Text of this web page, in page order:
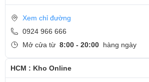
Xem chỉ đường
0924 966 666
Mở cửa từ 8:00 - 20:00 hàng ngày
HCM : Kho Online